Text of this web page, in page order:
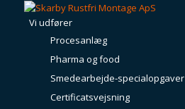
Vi udfører
Procesanlæg
Pharma og food
Smedearbejde-specialopgaver
Certificatsvejsning